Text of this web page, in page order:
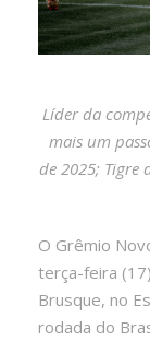
Líder da
mais um
de 2025; Tigre
O Grêmio
terça-feira
Brusque, no
rodada do